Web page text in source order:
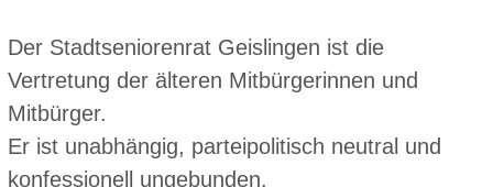
Der Stadtseniorenrat Geislingen ist die
Vertretung der älteren Mitbürgerinnen und
Mitbürger.
Er ist unabhängig, parteipolitisch neutral und
konfessionell ungebunden.